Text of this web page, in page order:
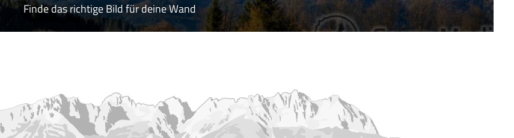
Finde das richtige Bild für deine Wand